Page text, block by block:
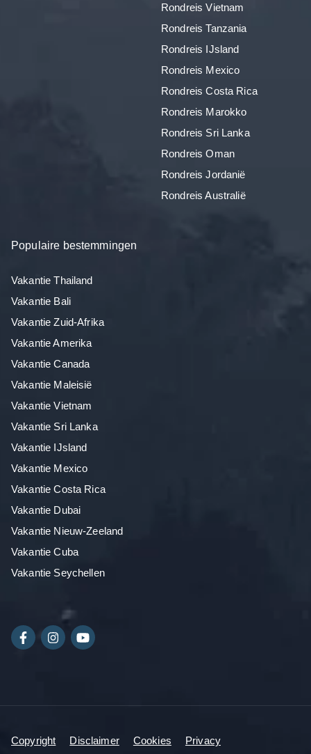
Rondreis Vietnam
Rondreis Tanzania
Rondreis IJsland
Rondreis Mexico
Rondreis Costa Rica
Rondreis Marokko
Rondreis Sri Lanka
Rondreis Oman
Rondreis Jordanië
Rondreis Australië
Populaire bestemmingen
Vakantie Thailand
Vakantie Bali
Vakantie Zuid-Afrika
Vakantie Amerika
Vakantie Canada
Vakantie Maleisië
Vakantie Vietnam
Vakantie Sri Lanka
Vakantie IJsland
Vakantie Mexico
Vakantie Costa Rica
Vakantie Dubai
Vakantie Nieuw-Zeeland
Vakantie Cuba
Vakantie Seychellen
Copyright Disclaimer Cookies Privacy